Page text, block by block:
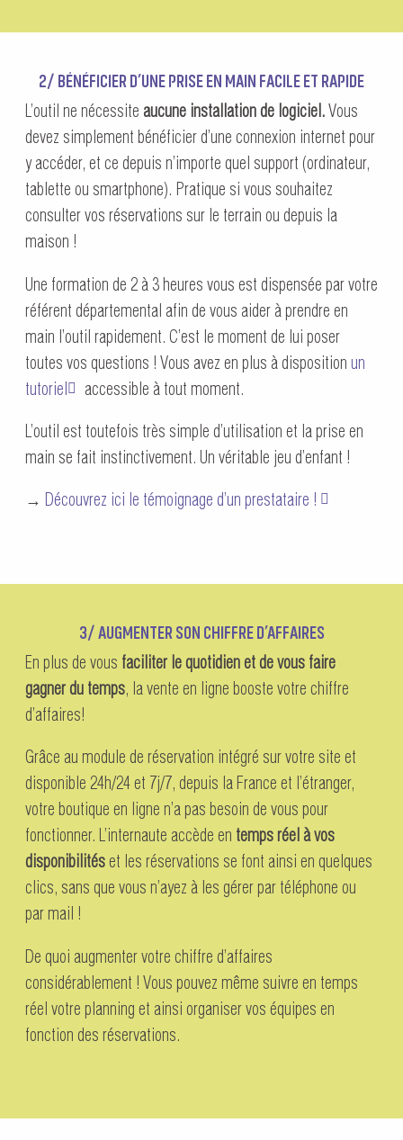
2/ BÉNÉFICIER D’UNE PRISE EN MAIN FACILE ET RAPIDE
L’outil ne nécessite aucune installation de logiciel.Vous
devez simplement bénéficier d’une connexion internet pour
y accéder, et ce depuis n’importe quel support (ordinateur,
tablette ou smartphone). Pratique si vous souhaitez
consulter vos réservations sur le terrain ou depuis la
maison !
Une formation de 2 à 3 heures vous est dispensée par votre
référent départemental afin de vous aider à prendre en
main l’outil rapidement. C’est le moment de lui poser
toutes vos questions ! Vous avez en plus à disposition un
tutoriel
accessible à tout moment.
L’outil est toutefois très simple d’utilisation et la prise en
main se fait instinctivement. Un véritable jeu d’enfant !
→ Découvrez ici le témoignage d’un prestataire !
3/ AUGMENTER SON CHIFFRE D’AFFAIRES
En plus de vous faciliter le quotidien et de vous faire
gagner du temps, la vente en ligne booste votre chiffre
d’affaires!
Grâce au module de réservation intégré sur votre site et
disponible 24h/24 et 7j/7, depuis la France et l’étranger,
votre boutique en ligne n’a pas besoin de vous pour
fonctionner. L’internaute accède en temps réel à vos
disponibilitéset les réservations se font ainsi en quelques
clics, sans que vous n’ayez à les gérer par téléphone ou
par mail !
De quoi augmenter votre chiffre d’affaires
considérablement ! Vous pouvez même suivre en temps
réel votre planning et ainsi organiser vos équipes en
fonction des réservations.